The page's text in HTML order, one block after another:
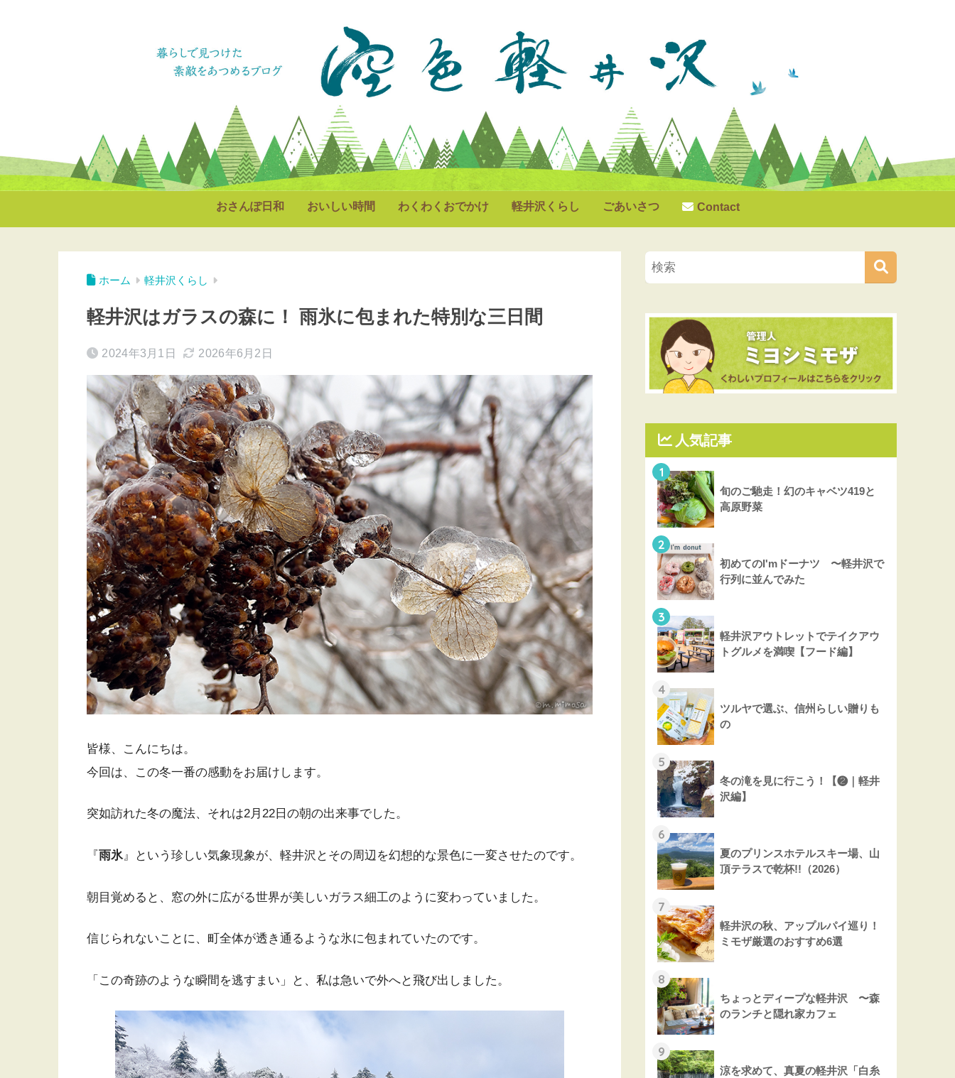
おさんぽ日和 おいしい時間 わくわくおでかけ 軽井沢くらし ごあいさつ Contact
ホーム 軽井沢くらし
軽井沢はガラスの森に！ 雨氷に包まれた特別な三日間
2024年3月1日 2026年6月2日
皆様、こんにちは。
今回は、この冬一番の感動をお届けします。
突如訪れた冬の魔法、それは2月22日の朝の出来事でした。
『雨氷』という珍しい気象現象が、軽井沢とその周辺を幻想的な景色に一変させたのです。
朝目覚めると、窓の外に広がる世界が美しいガラス細工のように変わっていました。
信じられないことに、町全体が透き通るような氷に包まれていたのです。
「この奇跡のような瞬間を逃すまい」と、私は急いで外へと飛び出しました。
人気記事
1
旬のご馳走！幻のキャベツ419と
高原野菜
2
初めてのI'mドーナツ 〜軽井沢で
行列に並んでみた
3
軽井沢アウトレットでテイクアウ
トグルメを満喫【フード編】
4
ツルヤで選ぶ、信州らしい贈りも
の
5
冬の滝を見に行こう！【❷｜軽井
沢編】
6
夏のプリンスホテルスキー場、山
頂テラスで乾杯!!（2026）
7
軽井沢の秋、アップルパイ巡り！
ミモザ厳選のおすすめ6選
8
ちょっとディープな軽井沢 〜森
のランチと隠れ家カフェ
9
涼を求めて、真夏の軽井沢「白糸